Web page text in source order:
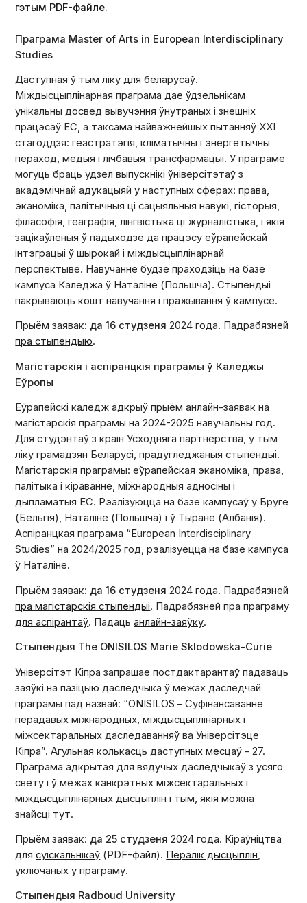
гэтым PDF-файле.
Праграма Master of Arts in European Interdisciplinary
Studies
Даступная ў тым ліку для беларусаў.
Міждысцыплінарная праграма дае ўдзельнікам
унікальны досвед вывучэння ўнутраных і знешніх
працэсаў ЕС, а таксама найважнейшых пытанняў XXI
стагоддзя: геастратэгія, кліматычны і энергетычны
пераход, медыя і лічбавыя трансфармацыі. У праграме
могуць браць удзел выпускнікі ўніверсітэтаў з
акадэмічнай адукацыяй у наступных сферах: права,
эканоміка, палітычныя ці сацыяльныя навукі, гісторыя,
філасофія, геаграфія, лінгвістыка ці журналістыка, і якія
зацікаўленыя ў падыходзе да працэсу еўрапейскай
інтэграцыі ў шырокай і міждысцыплінарнай
перспектыве. Навучанне будзе праходзіць на базе
кампуса Каледжа ў Наталіне (Польшча). Стыпендыі
пакрываюць кошт навучання і пражывання ў кампусе.
Прыём заявак: да 16 студзеня 2024 года. Падрабязней
пра стыпендыю.
Магістарскія і аспіранцкія праграмы ў Каледжы
Еўропы
Еўрапейскі каледж адкрыў прыём анлайн-заявак на
магістарскія праграмы на 2024-2025 навучальны год.
Для студэнтаў з краін Усходняга партнёрства, у тым
ліку грамадзян Беларусі, прадугледжаныя стыпендыі.
Магістарскія праграмы: еўрапейская эканоміка, права,
палітыка і кіраванне, міжнародныя адносіны і
дыпламатыя ЕС. Рэалізуюцца на базе кампусаў у Бруге
(Бельгія), Наталіне (Польшча) і ў Тыране (Албанія).
Аспіранцкая праграма “European Interdisciplinary
Studies” на 2024/2025 год, рэалізуецца на базе кампуса
ў Наталіне.
Прыём заявак: да 16 студзеня 2024 года. Падрабязней
пра магістарскія стыпендыі. Падрабязней пра праграму
для аспірантаў. Падаць анлайн-заяўку.
Стыпендыя The ONISILOS Marie Sklodowska-Curie
Універсітэт Кіпра запрашае постдактарантаў падаваць
заяўкі на пазіцыю даследчыка ў межах даследчай
праграмы пад назвай: “ONISILOS – Суфінансаванне
перадавых міжнародных, міждысцыплінарных і
міжсектаральных даследаванняў ва Універсітэце
Кіпра”. Агульная колькасць даступных месцаў – 27.
Праграма адкрытая для вядучых даследчыкаў з усяго
свету і ў межах канкрэтных міжсектаральных і
міждысцыплінарных дысцыплін і тым, якія можна
знайсці тут.
Прыём заявак: да 25 студзеня 2024 года. Кіраўніцтва
для суіскальнікаў (PDF-файл). Пералік дысцыплін,
уключаных у праграму.
Стыпендыя Radboud University